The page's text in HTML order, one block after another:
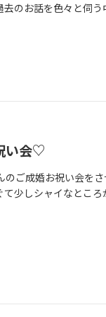
のお話を色々と伺
若い日だから。この
やサポートの仕方に
い会♡
ご成婚お祝い会を
少しシャイなとこ
いう経緯がありまし
ご入籍も済まされて